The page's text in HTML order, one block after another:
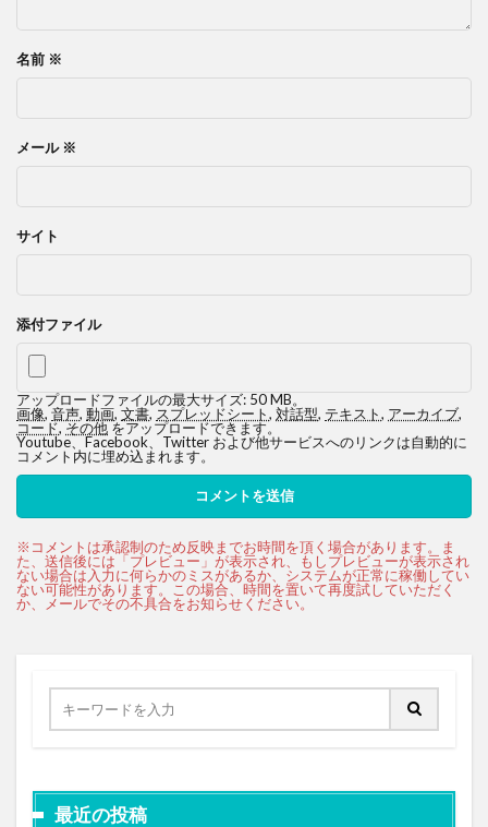
名前 ※
メール ※
サイト
添付ファイル
アップロードファイルの最大サイズ: 50 MB。
画像, 音声, 動画, 文書, スプレッドシート, 対話型, テキスト, アーカイブ,
コード,その他をアップロードできます。
Youtube、Facebook、Twitter および他サービスへのリンクは自動的に
コメント内に埋め込まれます。
最近の投稿